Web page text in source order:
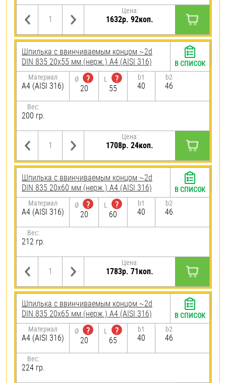
Цена:
1632р. 92коп.
Шпилька c ввинчиваемым концом ~2d
DIN 835 20х55 мм (нерж.) A4 (AISI 316)
Материал
A4 (AISI 316)
Ø
?
20
L
?
55
b1
40
b2
46
Вес:
200 гр.
Цена:
1708р. 24коп.
В СПИСОК
Шпилька c ввинчиваемым концом ~2d
DIN 835 20х60 мм (нерж.) A4 (AISI 316)
Материал
A4 (AISI 316)
Ø
?
20
L
?
60
b1
40
b2
46
Вес:
212 гр.
Цена:
1783р. 71коп.
В СПИСОК
Шпилька c ввинчиваемым концом ~2d
DIN 835 20х65 мм (нерж.) A4 (AISI 316)
Материал
A4 (AISI 316)
Ø
?
20
L
?
65
b1
40
b2
46
Вес:
224 гр.
В СПИСОК